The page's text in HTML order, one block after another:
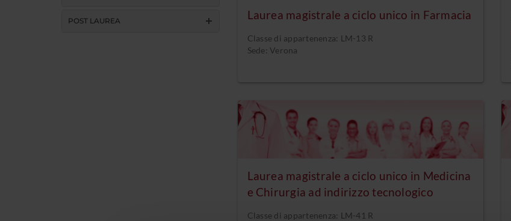
POST LAUREA Laurea magistrale a ciclo unico in Farmacia
Classe di appartenenza: LM-13 R
Sede: Verona
Laurea magistrale a ciclo unico in Medicina
e Chirurgia ad indirizzo tecnologico
Classe di appartenenza: LM-41 R